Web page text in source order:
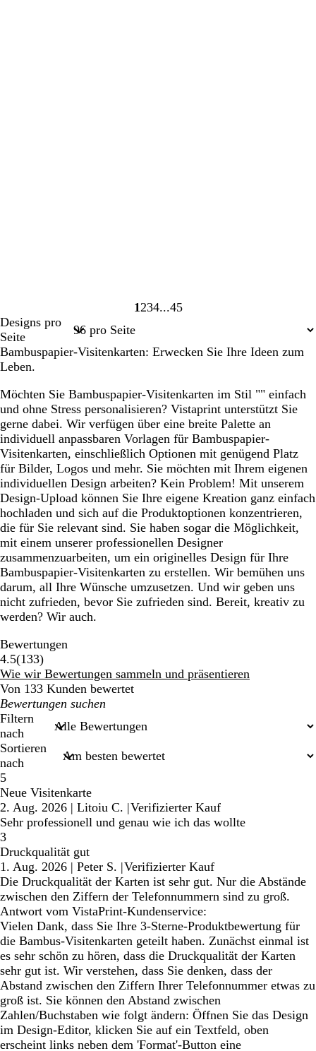
Seite
1Seite
2Seite
3Seite
4
Seite
45
Designs pro
Seite
Bambuspapier-Visitenkarten: Erwecken Sie Ihre Ideen zum
Leben.
Möchten Sie Bambuspapier-Visitenkarten im Stil "" einfach
und ohne Stress personalisieren? Vistaprint unterstützt Sie
gerne dabei. Wir verfügen über eine breite Palette an
individuell anpassbaren Vorlagen für Bambuspapier-
Visitenkarten, einschließlich Optionen mit genügend Platz
für Bilder, Logos und mehr. Sie möchten mit Ihrem eigenen
individuellen Design arbeiten? Kein Problem! Mit unserem
Design-Upload können Sie Ihre eigene Kreation ganz einfach
hochladen und sich auf die Produktoptionen konzentrieren,
die für Sie relevant sind. Sie haben sogar die Möglichkeit,
mit einem unserer professionellen Designer
zusammenzuarbeiten, um ein originelles Design für Ihre
Bambuspapier-Visitenkarten zu erstellen. Wir bemühen uns
darum, all Ihre Wünsche umzusetzen. Und wir geben uns
nicht zufrieden, bevor Sie zufrieden sind. Bereit, kreativ zu
werden? Wir auch.
Bewertungen
4.5(133133
Bewertungen
)
Wie wir Bewertungen sammeln und präsentieren
Von 133 Kunden bewertet
Meine
Sucheingaben
Filtern
nach
Sortieren
nach
5
Neue Visitenkarte
2. Aug. 2026 | Litoiu C. |Verifizierter Kauf
Sehr professionell und genau wie ich das wollte
3
Druckqualität gut
1. Aug. 2026 | Peter S. |Verifizierter Kauf
Die Druckqualität der Karten ist sehr gut. Nur die Abstände
zwischen den Ziffern der Telefonnummern sind zu groß.
Antwort vom VistaPrint-Kundenservice:
Vielen Dank, dass Sie Ihre 3-Sterne-Produktbewertung für
die Bambus-Visitenkarten geteilt haben. Zunächst einmal ist
es sehr schön zu hören, dass die Druckqualität der Karten
sehr gut ist. Wir verstehen, dass Sie denken, dass der
Abstand zwischen den Ziffern Ihrer Telefonnummer etwas zu
groß ist. Sie können den Abstand zwischen
Zahlen/Buchstaben wie folgt ändern: Öffnen Sie das Design
im Design-Editor, klicken Sie auf ein Textfeld, oben
erscheint links neben dem 'Format'-Button eine